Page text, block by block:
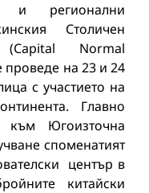
и регионални
Столичен
(Capital Normal
на 23 и 24
с участието на
Главно
Югоизточна
споменатият
център в
китайски